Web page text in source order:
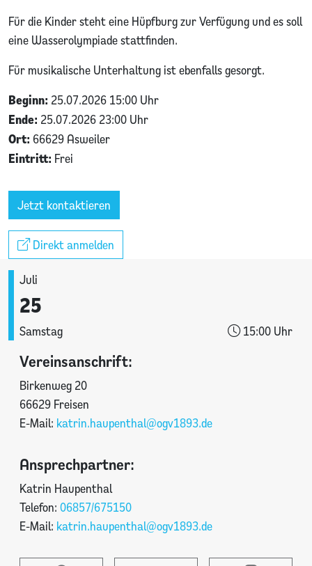
Für die Kinder steht eine Hüpfburg zur Verfügung und es soll
eine Wasserolympiade stattfinden.
Für musikalische Unterhaltung ist ebenfalls gesorgt.
Beginn: 25.07.2026 15:00 Uhr
Ende: 25.07.2026 23:00 Uhr
Ort: 66629 Asweiler
Eintritt: Frei
Jetzt kontaktieren
Direkt anmelden
Juli
25
Samstag 15:00 Uhr
Vereinsanschrift:
Birkenweg 20
66629 Freisen
E-Mail: katrin.haupenthal@ogv1893.de
Ansprechpartner:
Katrin Haupenthal
Telefon: 06857/675150
E-Mail: katrin.haupenthal@ogv1893.de